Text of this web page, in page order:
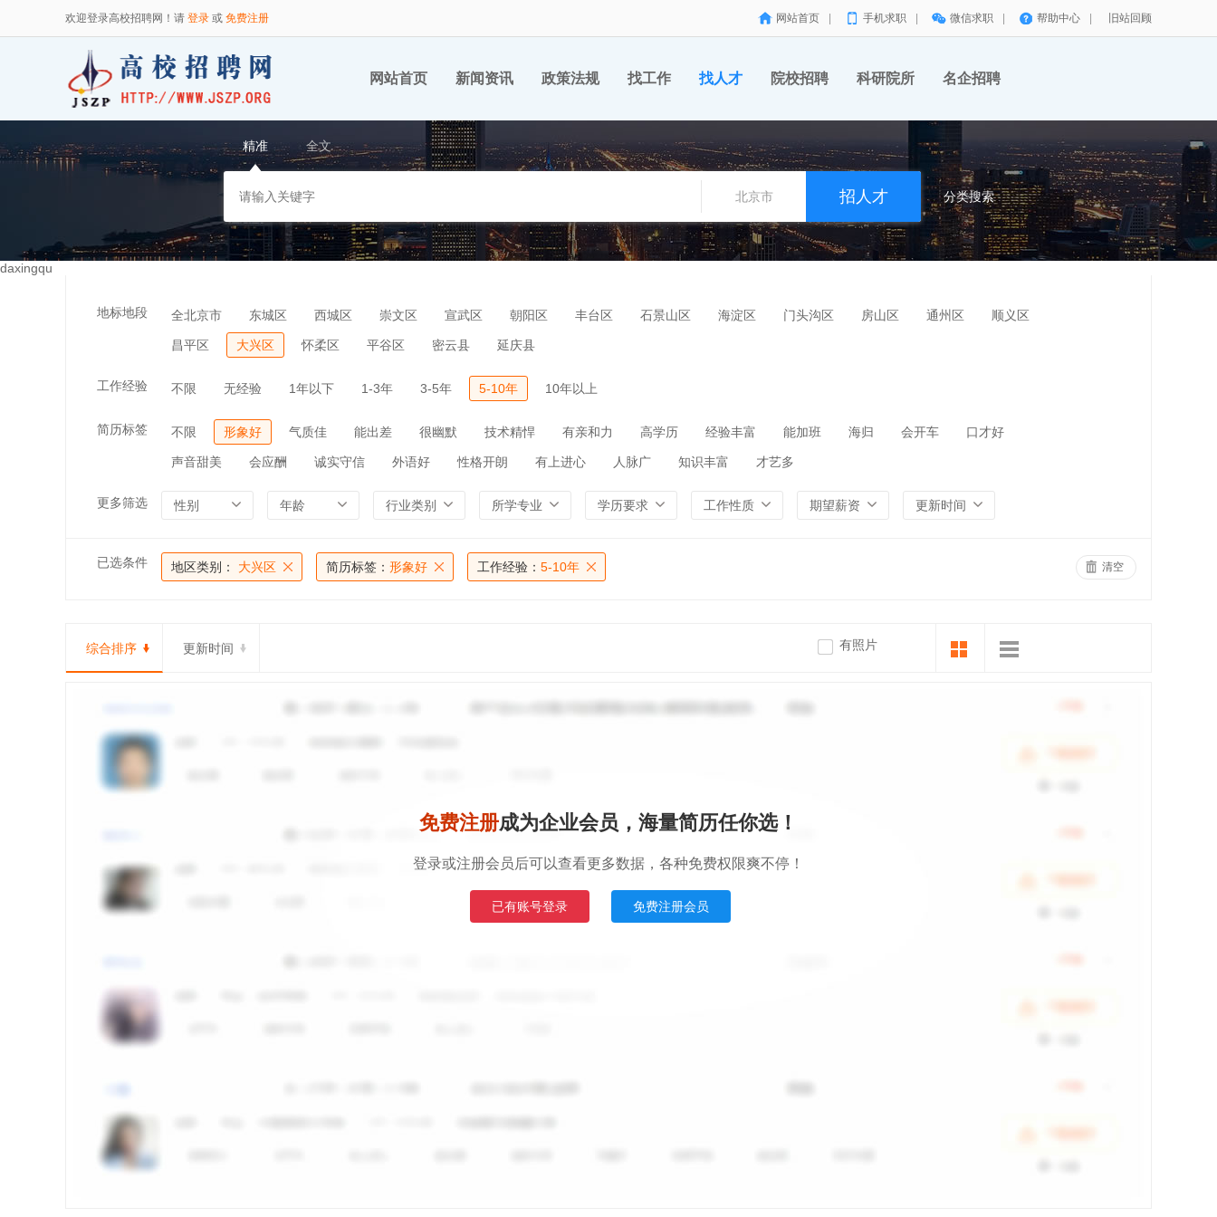
欢迎登录高校招聘网！请 登录 或 免费注册 网站首页 手机求职 微信求职 帮助中心 旧站回顾
网站首页 新闻资讯 政策法规 找工作 找人才 院校招聘 科研院所 名企招聘
精准 全文
北京市 分类搜索
daxingqu
地标地段 全北京市 东城区 西城区 崇文区 宣武区 朝阳区 丰台区 石景山区 海淀区 门头沟区 房山区 通州区 顺义区
昌平区 大兴区 怀柔区 平谷区 密云县 延庆县
工作经验 不限 无经验 1年以下 1-3年 3-5年 5-10年 10年以上
简历标签 不限 形象好 气质佳 能出差 很幽默 技术精悍 有亲和力 高学历 经验丰富 能加班 海归 会开车 口才好
声音甜美 会应酬 诚实守信 外语好 性格开朗 有上进心 人脉广 知识丰富 才艺多
更多筛选 性别 年龄 行业类别 所学专业 学历要求 工作性质 期望薪资 更新时间
已选条件 地区类别： 大兴区 简历标签： 形象好 工作经验： 5-10年 清空
综合排序 更新时间 有照片
免费注册成为企业会员，海量简历任你选！
登录或注册会员后可以查看更多数据，各种免费权限爽不停！
已有账号登录 免费注册会员